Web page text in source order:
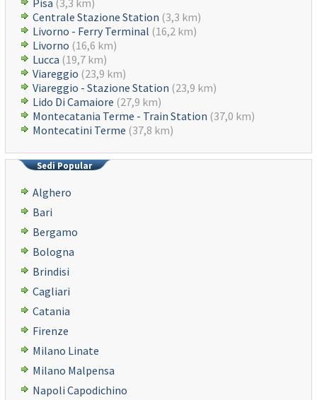
Pisa (3,3 km)
Centrale Stazione Station (3,3 km)
Livorno - Ferry Terminal (16,2 km)
Livorno (16,6 km)
Lucca (19,7 km)
Viareggio (23,9 km)
Viareggio - Stazione Station (23,9 km)
Lido Di Camaiore (27,9 km)
Montecatania Terme - Train Station (37,0 km)
Montecatini Terme (37,8 km)
Sedi Popular
Alghero
Bari
Bergamo
Bologna
Brindisi
Cagliari
Catania
Firenze
Milano Linate
Milano Malpensa
Napoli Capodichino